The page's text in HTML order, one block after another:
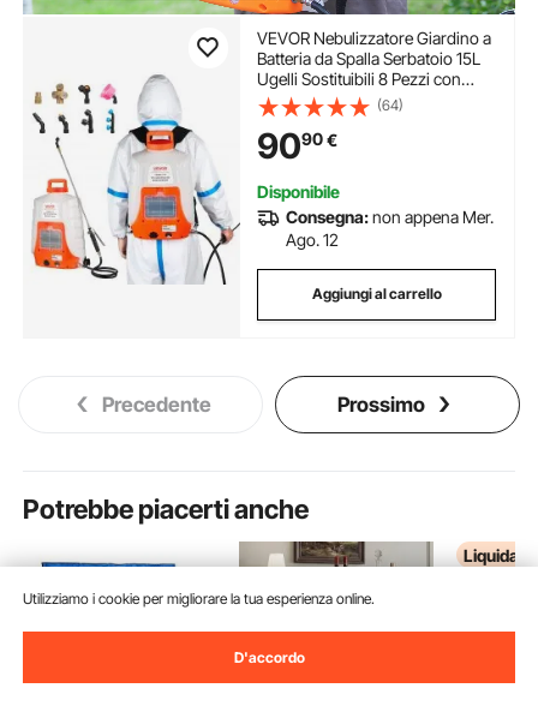
VEVOR Nebulizzatore Giardino a
Batteria da Spalla Serbatoio 15L
Ugelli Sostituibili 8 Pezzi con
Bacchette per Irrigazione Prato
Orto Serra Piante, Irroratrice
Spruzzatrice a Zaino a Pressione
6,2bar
(64)
9090€
Disponibile
Consegna:non appena Mer.
Ago. 12
Aggiungi al carrello
Precedente Prossimo
Potrebbe piacerti anche
Utilizziamo i cookie per migliorare la tua esperienza online.
D'accordo